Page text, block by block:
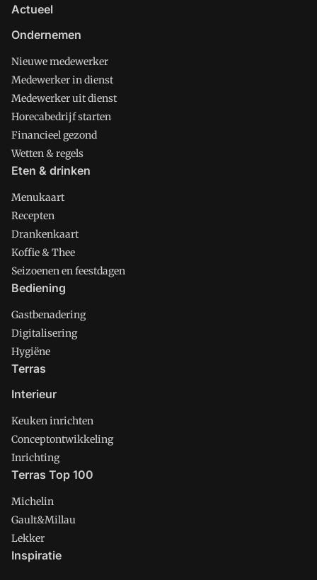
Actueel
Ondernemen
Nieuwe medewerker
Medewerker in dienst
Medewerker uit dienst
Horecabedrijf starten
Financieel gezond
Wetten & regels
Eten & drinken
Menukaart
Recepten
Drankenkaart
Koffie & Thee
Seizoenen en feestdagen
Bediening
Gastbenadering
Digitalisering
Hygiëne
Terras
Interieur
Keuken inrichten
Conceptontwikkeling
Inrichting
Terras Top 100
Michelin
Gault&Millau
Lekker
Inspiratie